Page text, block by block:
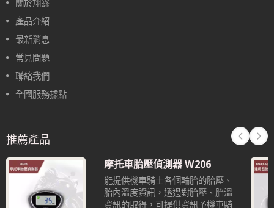
關於翔鑫
產品介紹
最新消息
常見問題
聯絡我們
全國服務據點
推薦產品
摩托車胎壓偵測器 W206
能提供機車騎士各個輪胎的胎壓、
胎內溫度資訊，透過對胎壓、胎溫
資訊的取得，可提供資訊予機車騎